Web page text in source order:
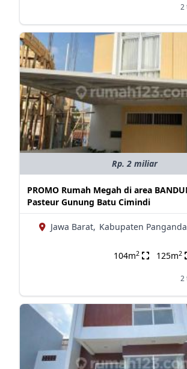
2
Rp. 2 miliar
PROMO Rumah Megah di area
Pasteur Gunung Batu Cimindi
Jawa Barat, Kabupaten
104m2 125m2
2